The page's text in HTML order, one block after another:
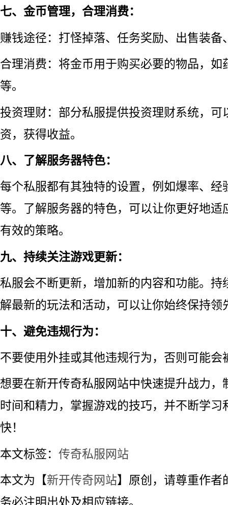
七、金币管理，合理消费：
赚钱途径：打怪掉落、任务奖励、出售装备
合理消费：将金币用于购买必要的物品，如
等。
投资理财：部分私服提供投资理财系统，可
资，获得收益。
八、了解服务器特色：
每个私服都有其独特的设置，例如爆率、经
等。了解服务器的特色，可以让你更好地适
有效的策略。
九、持续关注游戏更新：
私服会不断更新，增加新的内容和功能。持
解最新的玩法和活动，可以让你始终保持领
十、避免违规行为：
不要使用外挂或其他违规行为，否则可能会
想要在新开传奇私服网站中快速提升战力，
时间和精力，掌握游戏的技巧，并不断学习
快！
本文标签： 传奇私服网站
本文为【新开传奇网站】原创，请尊重作者
务必注明出处及相应链接。